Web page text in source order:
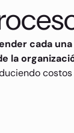
cada
la